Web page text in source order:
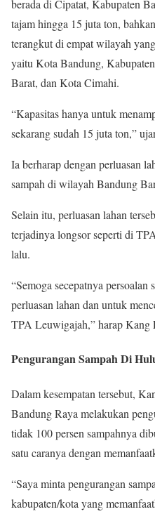
berada di Cipatat, Kabupaten
tajam hingga 15 juta ton,
terangkut di empat wilayah
yaitu Kota Bandung,
Barat, dan Kota Cimahi.
“Kapasitas hanya untuk
sekarang sudah 15 juta ton,”
Ia berharap dengan perluasan
sampah di wilayah Bandung
Selain itu, perluasan lahan
terjadinya longsor seperti di
lalu.
“Semoga secepatnya persoalan
perluasan lahan dan untuk
TPA Leuwigajah,” harap Kang
Pengurangan Sampah Di
Dalam kesempatan tersebut,
Bandung Raya melakukan
tidak 100 persen sampahnya
satu caranya dengan
“Saya minta pengurangan
kabupaten/kota yang